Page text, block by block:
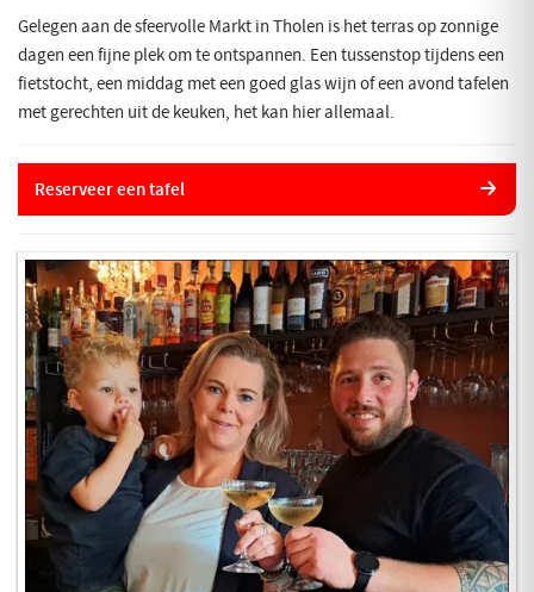
Gelegen aan de sfeervolle Markt in Tholen is het terras op zonnige
dagen een fijne plek om te ontspannen. Een tussenstop tijdens een
fietstocht, een middag met een goed glas wijn of een avond tafelen
met gerechten uit de keuken, het kan hier allemaal.
Reserveer een tafel